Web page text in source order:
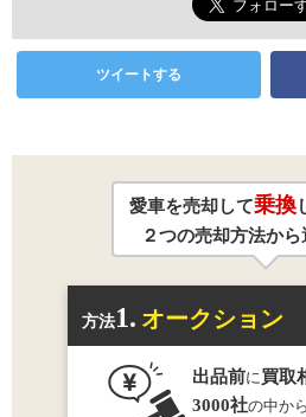
ツイートする
愛車を売却して乗換
２つの売却方法から
方法1. オークション
出品前に買取
3000社の中から